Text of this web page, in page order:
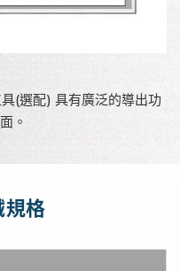
(選配) 具有廣泛的導出功
。
格